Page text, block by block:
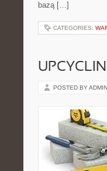
bazą […]
CATEGORIES:
POSTED BY ADMIN